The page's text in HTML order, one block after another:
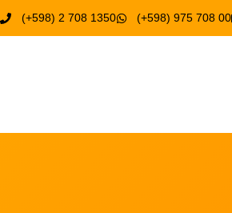
(+598) 2 708 1350 (+598) 975 708 00